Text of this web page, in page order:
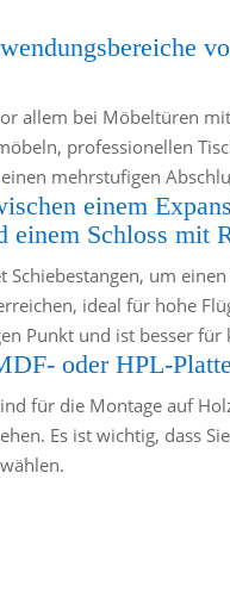
allem bei Möbeltüren
professionellen
mehrstufigen
einem
einem Schloss mit
Schiebestangen, um
ideal für hohe
Punkt und ist besser für
oder HPL-
für die Montage auf
Es ist wichtig, dass